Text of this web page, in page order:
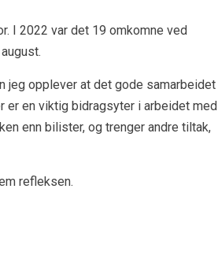
I 2022 var det 19 omkomne ved
jeg opplever at det gode samarbeidet
er en viktig bidragsyter i arbeidet med
enn bilister, og trenger andre tiltak,
refleksen.